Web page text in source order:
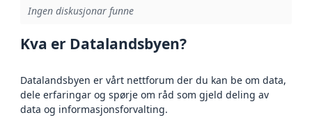
Ingen diskusjonar funne
Kva er Datalandsbyen?
Datalandsbyen er vårt nettforum der du kan be om data,
dele erfaringar og spørje om råd som gjeld deling av
data og informasjonsforvalting.